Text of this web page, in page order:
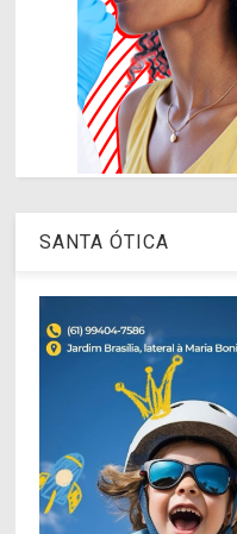
SANTA ÓTICA